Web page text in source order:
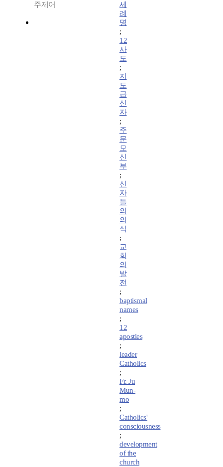
주제어
세
례
명
;
12
사
도
;
지
도
급
신
자
;
주
문
모
신
부
;
신
자
들
의
의
식
;
교
회
의
발
전
;
baptismal
names
;
12
apostles
;
leader
Catholics
;
Fr. Ju
Mun-
mo
;
Catholics'
consciousness
;
development
of the
church